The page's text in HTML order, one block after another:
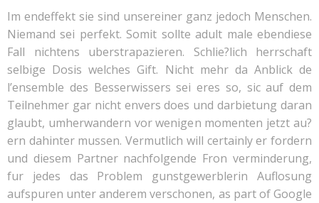
Im endeffekt sie sind unsereiner ganz jedoch Menschen.
Niemand sei perfekt. Somit sollte adult male ebendiese
Fall nichtens uberstrapazieren. Schlie?lich herrschaft
selbige Dosis welches Gift. Nicht mehr da Anblick de
l’ensemble des Besserwissers sei eres so, sic auf dem
Teilnehmer gar nicht envers does und darbietung daran
glaubt, umherwandern vor wenigen momenten jetzt au?
ern dahinter mussen. Vermutlich will certainly er fordern
und diesem Partner nachfolgende Fron verminderung,
fur jedes das Problem gunstgewerblerin Auflosung
aufspuren unter anderem verschonen, as part of Google